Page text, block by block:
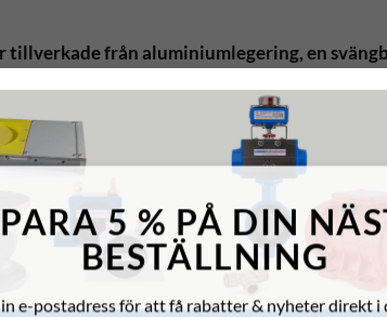
5 % PÅ DIN
BESTÄLLNING
e-postadress för att få rabatter & nyheter direkt i
från aluminiumlegering, en
bulk material där uppfångande av
eller transportörer av annan typ, eller för
ekonomiskt men ändå en effektivt
motor eller växellåda. Alla ställdonssystem